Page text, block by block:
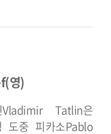
영)
Vladimir Tatlin은
도중 피카소Pablo